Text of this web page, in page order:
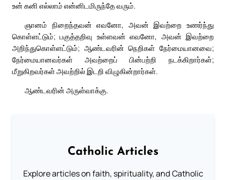
உன் கனி எல்லாம் என்னிடமிருந்தே வரும்.
ஞானம் நிறைந்தவன் எவனோ, அவன் இவற்றை உணர்ந்து
கொள்ளட்டும்; பகுத்தறிவு உள்ளவன் எவனோ, அவன் இவற்றை
அறிந்துகொள்ளட்டும்; ஆண்டவரின் நெறிகள் நேர்மையானவை;
நேர்மையானவர்கள் அவற்றைப் பின்பற்றி நடக்கிறார்கள்;
மீறுகிறவர்கள் அவற்றில் இடறி விழுகின்றார்கள்.
ஆண்டவரின் அருள்வாக்கு.
Catholic Articles
Explore articles on faith, spirituality, and Catholic